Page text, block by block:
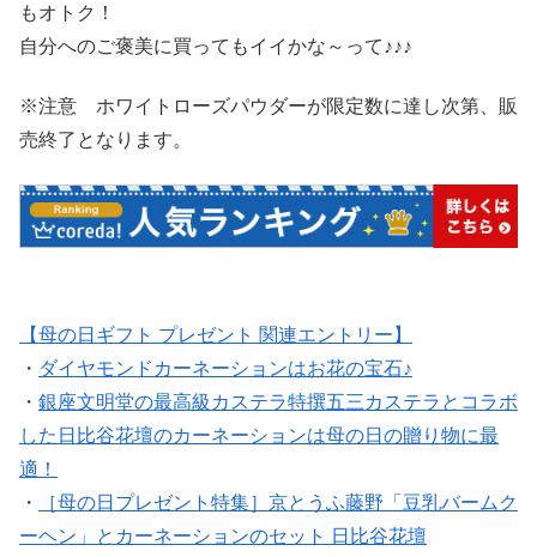
もオトク！
自分へのご褒美に買ってもイイかな～って♪♪♪
※注意 ホワイトローズパウダーが限定数に達し次第、販
売終了となります。
【母の日ギフト プレゼント 関連エントリー】
・ ダイヤモンドカーネーションはお花の宝石♪
・ 銀座文明堂の最高級カステラ特撰五三カステラとコラボ
した日比谷花壇のカーネーションは母の日の贈り物に最
適！
・
［母の日プレゼント特集］京とうふ藤野「豆乳バームク
ーヘン」とカーネーションのセット 日比谷花壇